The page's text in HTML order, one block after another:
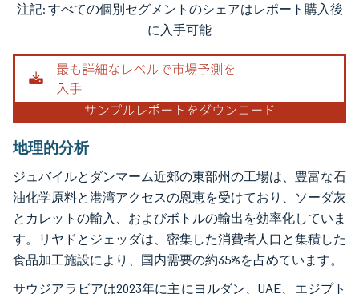
画像 © Mordor Intelligence。再利用にはCC BY 4.0の表示が必要です。
注記: すべての個別セグメントのシェアはレポート購入後
に入手可能
地理的分析
ジュバイルとダンマーム近郊の東部州の工場は、豊富な石
油化学原料と港湾アクセスの恩恵を受けており、ソーダ灰
とカレットの輸入、およびボトルの輸出を効率化していま
す。リヤドとジェッダは、密集した消費者人口と集積した
食品加工施設により、国内需要の約35%を占めています。
サウジアラビアは2023年に主にヨルダン、UAE、エジプト